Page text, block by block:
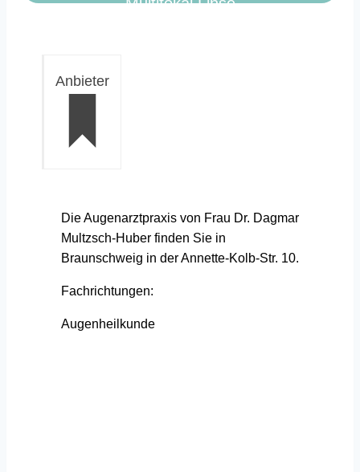
Anbieter
Die Augenarztpraxis von Frau Dr. Dagmar
Multzsch-Huber finden Sie in
Braunschweig in der Annette-Kolb-Str. 10.
Fachrichtungen:
Augenheilkunde